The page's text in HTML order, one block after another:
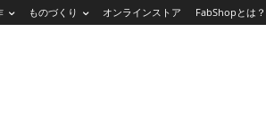
ものづくり オンラインストア FabShopとは？